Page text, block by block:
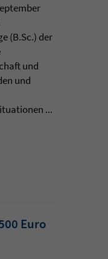
(B.Sc.) der
und
und
...
Euro